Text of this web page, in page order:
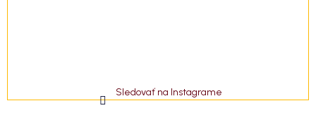
Sledovať na Instagrame